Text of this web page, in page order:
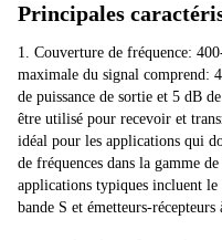
Principales
1. Couverture de fréquence:
maximale du signal
de puissance de sortie et 5 dB
être utilisé pour recevoir et
idéal pour les applications qui
de fréquences dans la gamme
applications typiques incluent
bande S et émetteurs-